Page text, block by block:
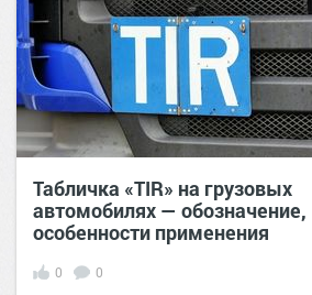
Табличка «TIR» на грузовых
автомобилях — обозначение,
особенности применения
0 0